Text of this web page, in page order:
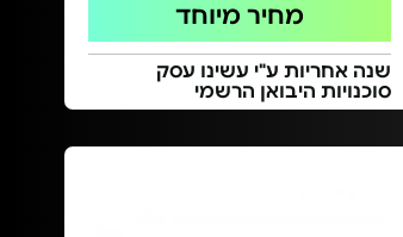
מחיר מיוחד
שנה אחריות ע"י עשינו עסק
סוכנויות היבואן הרשמי